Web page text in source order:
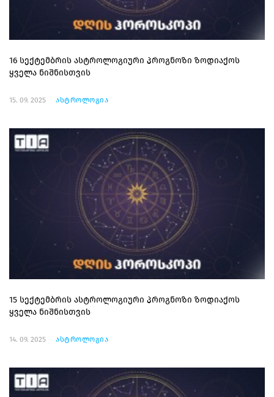
16 სექტემბრის ასტროლოგიური პროგნოზი ზოდიაქოს
ყველა ნიშნისთვის
15. 09. 2025 ასტროლოგია
15 სექტემბრის ასტროლოგიური პროგნოზი ზოდიაქოს
ყველა ნიშნისთვის
14. 09. 2025 ასტროლოგია